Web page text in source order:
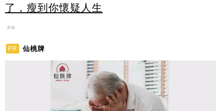
了，瘦到你懷疑人生
PR
PR 仙桃牌